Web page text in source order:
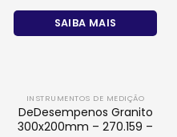
SAIBA MAIS
INSTRUMENTOS DE MEDIÇÃO
DeDesempenos Granito
300x200mm – 270.159 –